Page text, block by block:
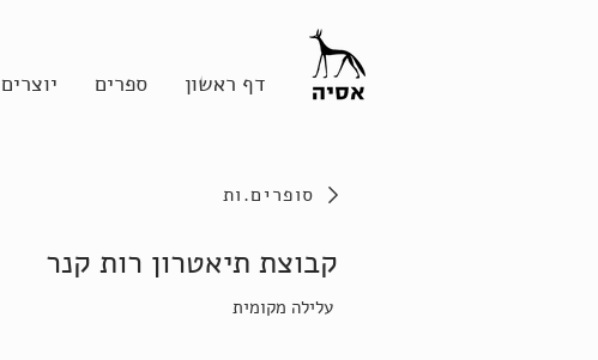
דף ראשון ספרים יוצרים
סופרים.ות
קבוצת תיאטרון רות קנר
עלילה מקומית